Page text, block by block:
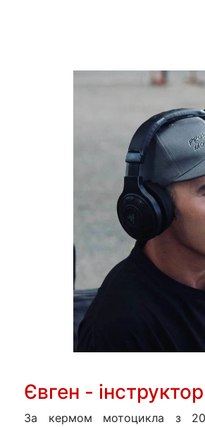
Євген - інструктор
За кермом мотоцикла з